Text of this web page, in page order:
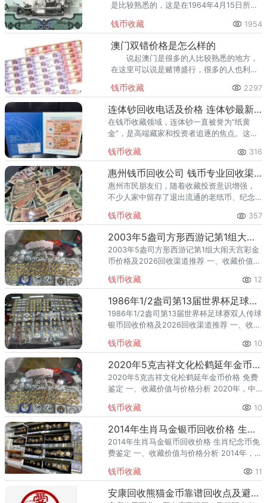
是比较熟悉的，这是在1964年4月15日所发
钱币收藏 1954
澳门双错价格是怎么样的
说起澳门是很多的人比较熟悉的地方，
在这里可以说是赌博盛行，很多的人也利用
澳门也是一座非常不错的城市，繁华，也是
令人所向往的地方，而当
钱币收藏 2297
连体钞回收电话及价格 连体钞最新价格
在钱币收藏领域，连体钞一直被誉为“纸黄
金”，是高端藏家和投资者追逐的焦点。这些
与艺术性兼备，市场价格层次分明——从数
百元的入门品种，到十几万元
钱币收藏 316
惠州钱币回收公司 钱币专业回收渠道
惠州市民朋友们，随着收藏投资意识增强，
不少人家中留存了退出流通的老纸币、纪念
币。这些钱币具有一定的历史价值和市场溢
价，但如何将其安全、高效地变现
钱币收藏 357
2003年5盎司方形西游记第1组大闹天宫彩金币价格及2026回收渠道推荐
2003年5盎司方形西游记第1组大闹天宫彩金
币价格及2026回收渠道推荐 一、收藏价值分
西游记第1组大闹天宫彩金币（第1组），隶属
于古典
钱币收藏 12
1986年1/2盎司第13届世界杯足球赛双人传球银币回收价格及2026回收渠道推荐
1986年1/2盎司第13届世界杯足球赛双人传球
银币回收价格及2026回收渠道推荐 一、收藏
盎司第13届世界杯足球赛双人传球银币（第1
钱币收藏 10
2020年5克吉祥文化松鹤延年金币价格 免费鉴定
2020年5克吉祥文化松鹤延年金币价格 免费
鉴定 一、收藏价值与价格分析 2020年，中
币，隶属吉祥文化题材。该品种为金币、规
格 5克，题材凝
钱币收藏 10
2014年生肖马金银币回收价格 生肖纪念币免费鉴定
2014年生肖马金银币回收价格 生肖纪念币免
费鉴定 一、收藏价值与价格分析 2014年，中
贺岁题材。该品种为金银币（贵金属纪念
币），题材凝练了
钱币收藏 11
安康回收熊猫金币靠谱回收点及避坑指南